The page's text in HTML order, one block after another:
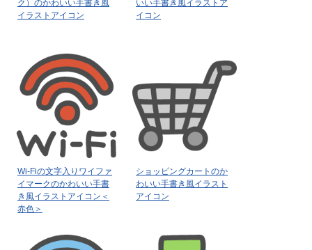
ク）のかわいい手書き風
イラストアイコン
いい手書き風イラストア
イコン
Wi-Fiの文字入りワイファ
イマークのかわいい手書
き風イラストアイコン＜
赤色＞
ショッピングカートのか
わいい手書き風イラスト
アイコン